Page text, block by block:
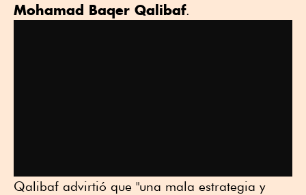
Mohamad Baqer Qalibaf.
Qalibaf advirtió que "una mala estrategia y